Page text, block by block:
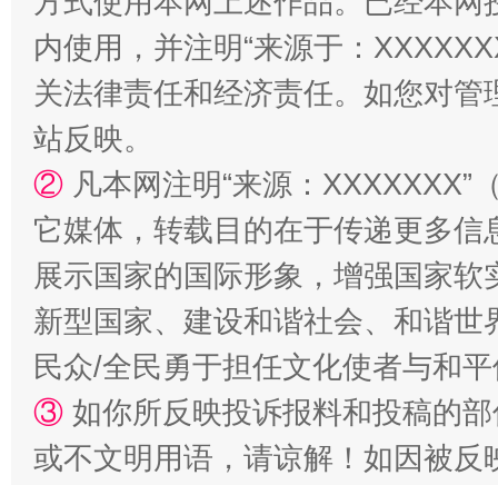
国家大学科技园优化重塑工作
扯下公款旅游的“隐身衣” 如何以
内使用，并注明“来源于：
关法律责任和经济责任。如您对
站反映。
② 凡本网注明“来源：
它媒体，转载目的在于传递更多
展示国家的国际形象，增强国家
新型国家、建设和谐社会、和谐
民众/全民勇于担任文化使者与和
③ 如你所反映投诉报料和投稿的
或不文明用语，请谅解！如因被